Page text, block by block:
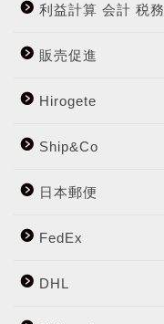
利益計算 会計 税務
販売促進
Hirogete
Ship&Co
日本郵便
FedEx
DHL